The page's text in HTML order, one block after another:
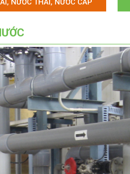
NƯỚC THẢI, NƯỚC CẤP